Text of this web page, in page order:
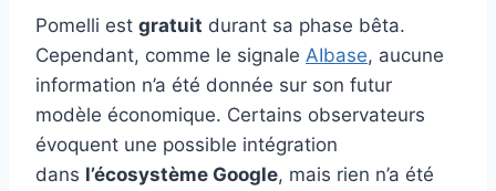
Pomelli est gratuit durant sa phase bêta.
Cependant, comme le signale AIbase, aucune
information n’a été donnée sur son futur
modèle économique. Certains observateurs
évoquent une possible intégration
dans l’écosystème Google, mais rien n’a été